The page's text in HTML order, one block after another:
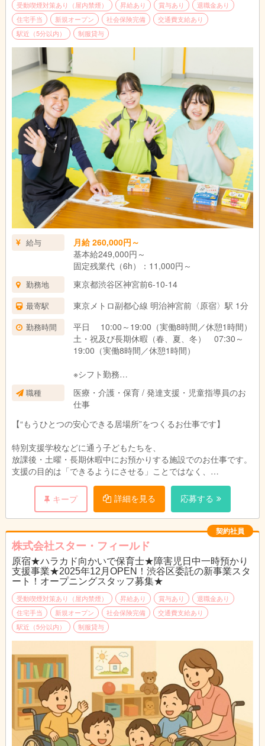
受動喫煙対策あり（屋内禁煙） 昇給あり 賞与あり
退職金あり
住宅手当
新規オープン 社会保険完備
交通費支給あり
駅近（5分以内）
制服貸与
給与
月給 260,000円～
基本給249,000円～
固定残業代（6h）：11,000円～
勤務地 東京都渋谷区神宮前6-10-14
最寄駅 東京メトロ副都心線 明治神宮前〈原宿〉駅 1分
勤務時間
平日 10:00～19:00（実働8時間／休憩1時間）
土・祝及び長期休暇（春、夏、冬） 07:30～
19:00（実働8時間／休憩1時間）
※シフト勤務
※持ち帰り業務なし
※残業あり（主に土・祝及び長期休暇)
職種
医療・介護・保育 / 発達支援・児童指導員のお
仕事
【“もうひとつの安心できる居場所”をつくるお仕事です】
特別支援学校などに通う子どもたちを、
放課後・土曜・長期休暇中にお預かりする施設でのお仕事です。
支援の目的は「できるようにさせる」ことではなく、
子どもたちが“安心して、自分らしく過ごせる”こと。
その子のペース・その子の気持ちに寄り添いながら支援します。
1日あたりの定員は10名程度。 （令和8年度より20名へ拡充予
定）
日常生活の支援をはじめ、遊び・創作活動・学習・外遊びなど、
「子どもたちが安心して過ごせる居場所づくり」を行います。
【主な業務内容】
・子どもたちの受け入れ、体調確認、おやつ・遊び・活動のサポ
ート
・自由遊び、創作活動、外遊び、集団活動などの企画・実施
・生活支援（食事・排泄・着替えなど）のサポート
・記録・連絡帳の記入
・チーム内ミーティングや日々の振り返りへの参加
【支援のスタンス】
“みんなと同じように”ではなく、“その子に合ったやり方で”。
保育の基本を大切にしながら、**“安心して過ごす時間”を保障す
る支援**を実践しています。
キープ 詳細を見る 応募する
契約社員
株式会社スター・フィールド
原宿★ハラカド向かいで保育士★障害児日中一時預かり
支援事業★2025年12月OPEN！渋谷区委託の新事業スタ
ート！オープニングスタッフ募集★
受動喫煙対策あり（屋内禁煙） 昇給あり 賞与あり
退職金あり
住宅手当
新規オープン 社会保険完備
交通費支給あり
駅近（5分以内）
制服貸与